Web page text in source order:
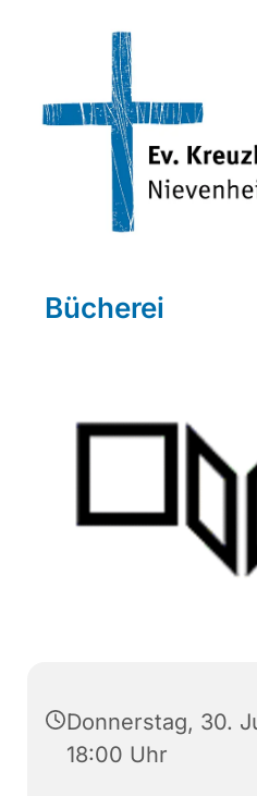
Bücherei
Donnerstag, 30.
18:00 Uhr